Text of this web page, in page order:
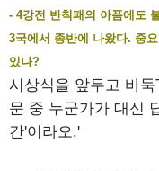
- 4강전 반칙패의 아픔에도
3국에서 종반에 나왔다. 중
있나?
시상식을 앞두고 바
문 중 누군가가 대신
간'이라오.'